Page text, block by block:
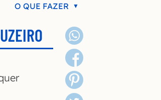
O QUE FAZER